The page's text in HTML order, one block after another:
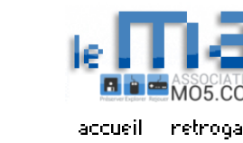
accueil